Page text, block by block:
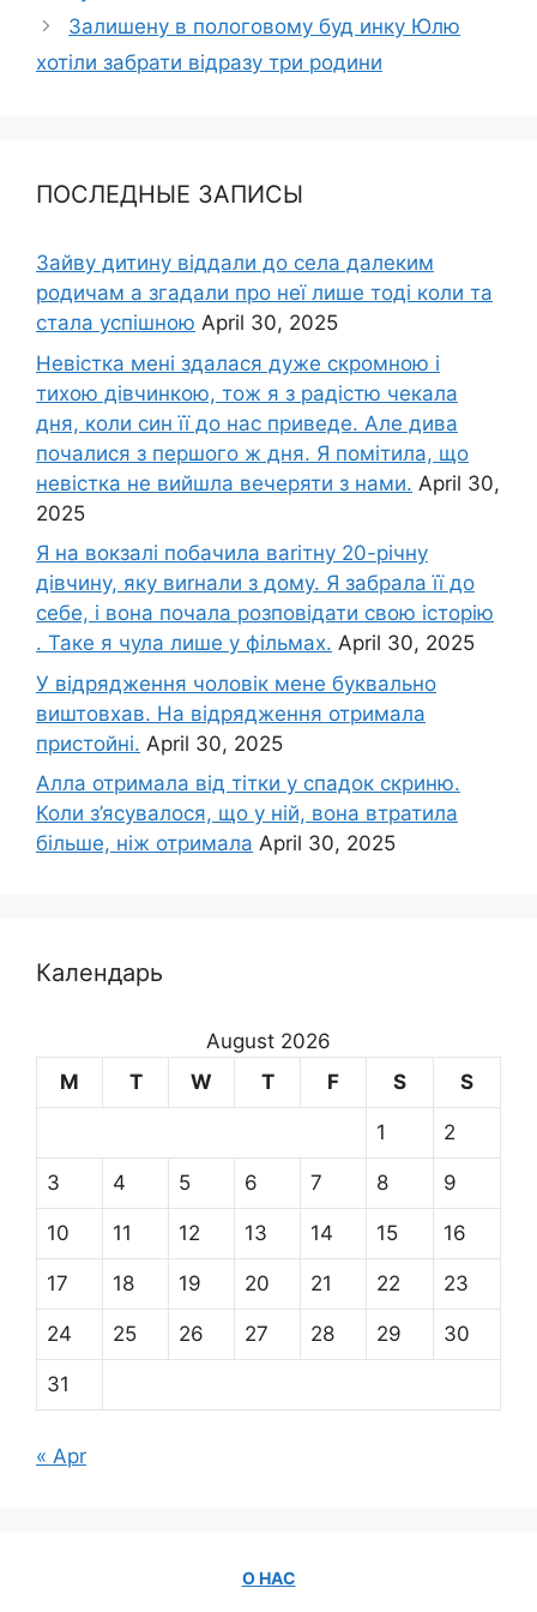
Залишену в пологовому буд инку Юлю
хотіли забрати відразу три родини
ПОСЛЕДНЫЕ ЗАПИСЫ
Зайву дитину віддали до села далеким
родичам а згадали про неї лише тоді коли та
стала успішною April 30, 2025
Невістка мені здалася дуже скромною і
тихою дівчинкою, тож я з радістю чекала
дня, коли син її до нас приведе. Але дива
почалися з першого ж дня. Я помітила, що
невістка не вийшла вечеряти з нами. April 30,
2025
Я на вокзалі побачила ваrітну 20-річну
дівчину, яку виrнали з дому. Я забрала її до
себе, і вона почала розповідати свою історію
. Таке я чула лише у фільмах. April 30, 2025
У відрядження чоловік мене буквально
виштовхав. На відрядження отримала
пристойні. April 30, 2025
Алла отримала від тітки у спадок скриню.
Коли з’ясувалося, що у ній, вона втратила
більше, ніж отримала April 30, 2025
Календарь
August 2026
M
T W T F S S
1 2
3 4 5 6 7 8 9
10 11 12 13 14 15 16
17 18 19 20 21 22 23
24 25 26 27 28 29 30
31
« Apr
О НАС